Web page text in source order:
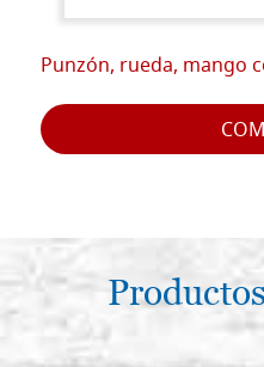
Punzón, rueda, mango